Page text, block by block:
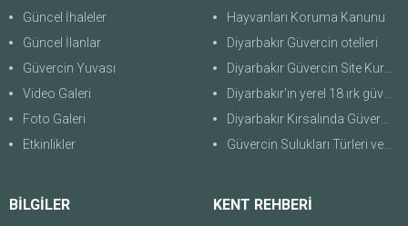
Güncel İhaleler
Güncel İlanlar
Güvercin Yuvası
Video Galeri
Foto Galeri
Etkinlikler
Hayvanları Koruma Kanunu
Diyarbakır Güvercin otelleri
Diyarbakır Güvercin Site Kuralları
Diyarbakır’ın yerel 18 ırk güvercini
Diyarbakır Kırsalında Güvercin Evleri
Güvercin Sulukları Türleri ve Özellikleri
BİLGİLER KENT REHBERİ